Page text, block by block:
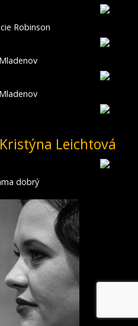
Robinson
Leichtová
dobrý